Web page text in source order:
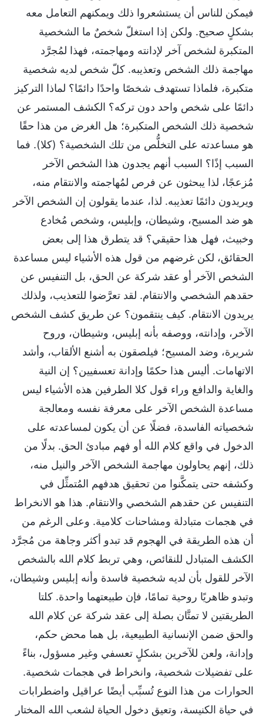
فيمكن للناس أن يستشعروا ذلك ويمكنهم التعامل معه
بشكلٍ صحيح. ولكن إذا استغلّ شخصٌ ما الشخصية
المتكبرة لشخص آخر لإدانته ومهاجمته، فهذا لمُجرَّد
مهاجمة ذلك الشخص وتعذيبه. كلّ شخص لديه شخصية
متكبرة، فلماذا تستهدف شخصًا واحدًا دائمًا؟ لماذا التركيز
دائمًا على شخص واحد دون تركه؟ الكشف المستمر عن
شخصية ذلك الشخص المتكبرة؛ هل الغرض من هذا حقًا
هو مساعدته على التخلُّص من تلك الشخصية؟ (كلا). فما
السبب إذًا؟ السبب أنهم يجدون هذا الشخص الآخر
مُزعجًا، لذا يبحثون عن فرص لمُهاجمته والانتقام منه،
ويريدون دائمًا تعذيبه. لذا، عندما يقولون إن الشخص الآخر
هو ضد المسيح، وشيطان، وإبليس، وشخص مُخادع
وخبيث، فهل هذا حقيقي؟ قد يتطرق هذا إلى بعض
الحقائق، لكن غرضهم من قول هذه الأشياء ليس مساعدة
الشخص الآخر أو عقد شركة عن الحق، بل التنفيس عن
حقدهم الشخصي والانتقام. لقد تعرَّضوا للتعذيب، ولذلك
يريدون الانتقام. كيف ينتقمون؟ عن طريق كشف الشخص
الآخر، وإدانته، ووصفه بأنه إبليس، وشيطان، وروح
شريرة، وضد المسيح؛ فيلصقون به أشنع الألقاب، وأشد
الاتهامات. أليس هذا حكمًا وإدانة تعسفيين؟ إن النية
والغاية والدافع وراء قول كلا الطرفين هذه الأشياء ليس
مساعدة الشخص الآخر على معرفة نفسه ومعالجة
شخصياته الفاسدة، فضلًا عن أن يكون لمساعدته على
الدخول في واقع كلام الله أو فهم مبادئ الحق. بدلًا من
ذلك، إنهم يحاولون مهاجمة الشخص الآخر والنيل منه،
وكشفه حتى يتمكَّنوا من تحقيق هدفهم المُتمثِّل في
التنفيس عن حقدهم الشخصي والانتقام. هذا هو الانخراط
في هجمات متبادلة ومشاحنات كلامية. وعلى الرغم من
أن هذه الطريقة في الهجوم قد تبدو أكثر وجاهة من مُجرَّد
الكشف المتبادل للنقائص، وهي تربط كلام الله بالشخص
الآخر للقول بأن لديه شخصية فاسدة وأنه إبليس وشيطان،
وتبدو ظاهريًا روحية تمامًا، فإن طبيعتهما واحدة. كلتا
الطريقتين لا تمتَّان بصلة إلى عقد شركة عن كلام الله
والحق ضمن الإنسانية الطبيعية، بل هما محض حكم،
وإدانة، ولعن للآخرين بشكلٍ تعسفي وغير مسؤول، بناءً
على تفضيلات شخصية، وانخراط في هجمات شخصية.
الحوارات من هذا النوع تُسبِّب أيضًا عراقيل واضطرابات
في حياة الكنيسة، وتعيق دخول الحياة لشعب الله المختار